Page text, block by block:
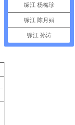
缘江 杨梅珍
缘江 陈月娟
缘江 孙涛